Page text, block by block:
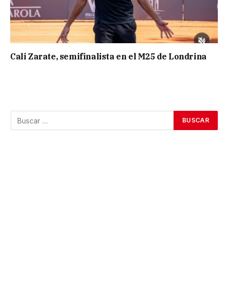
Cali Zarate, semifinalista en el M25 de Londrina